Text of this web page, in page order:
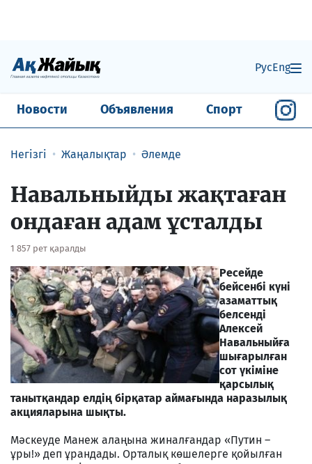
РусEng
Новости Объявления Спорт
Негізгі Жаңалықтар Әлемде
Навальныйды жақтаған
ондаған адам ұсталды
1 857 рет қаралды
Ресейде
бейсенбі күні
азаматтық
белсенді
Алексей
Навальныйға
шығарылған
сот үкіміне
қарсылық
танытқандар елдің бірқатар аймағында наразылық
акцияларына шықты.
Мәскеуде Манеж алаңына жиналғандар «Путин –
ұры!» деп ұрандады. Орталық көшелерге қойылған